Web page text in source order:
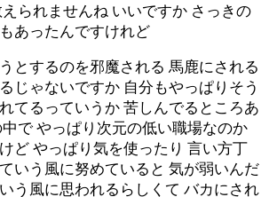
られませんね いいですか さっきの
あったんですけれど
とするのを邪魔される 馬鹿にされる
じゃないですか 自分もやっぱりそう
てるっていうか 苦しんでるところあ
で やっぱり次元の低い職場なのか
ど やっぱり気を使ったり 言い方丁
いう風に努めていると 気が弱いんだ
う風に思われるらしくて バカにされ